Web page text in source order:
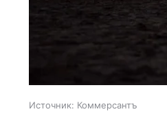
Источник: Коммерсантъ